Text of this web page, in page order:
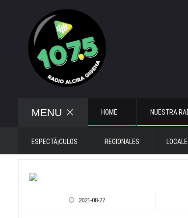
MENU HOME NUESTRA
ESPECTÃ¡CULOS REGIONALES
2021-08-27